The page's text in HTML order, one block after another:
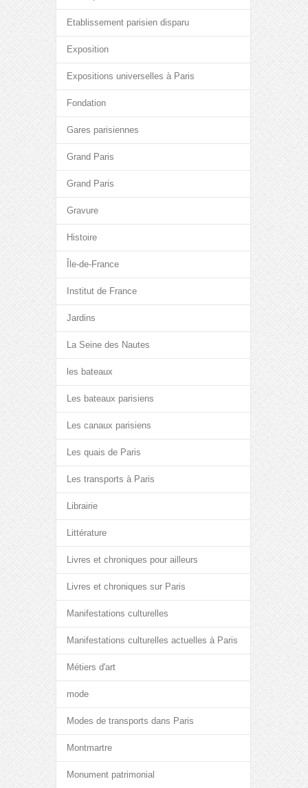
Etablissement parisien disparu
Exposition
Expositions universelles à Paris
Fondation
Gares parisiennes
Grand Paris
Grand Paris
Gravure
Histoire
Île-de-France
Institut de France
Jardins
La Seine des Nautes
les bateaux
Les bateaux parisiens
Les canaux parisiens
Les quais de Paris
Les transports à Paris
Librairie
Littérature
Livres et chroniques pour ailleurs
Livres et chroniques sur Paris
Manifestations culturelles
Manifestations culturelles actuelles à Paris
Métiers d'art
mode
Modes de transports dans Paris
Montmartre
Monument patrimonial